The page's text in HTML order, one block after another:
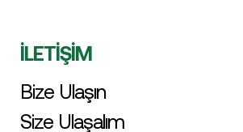
İLETİŞİM
Bize Ulaşın
Size Ulaşalım